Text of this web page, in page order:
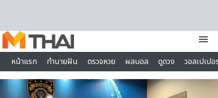
menu
หน้าแรก
ทำนายฝัน ตรวจหวย ผลบอล ดูดวง
วอลเปเป
ไลฟ์สไตล์